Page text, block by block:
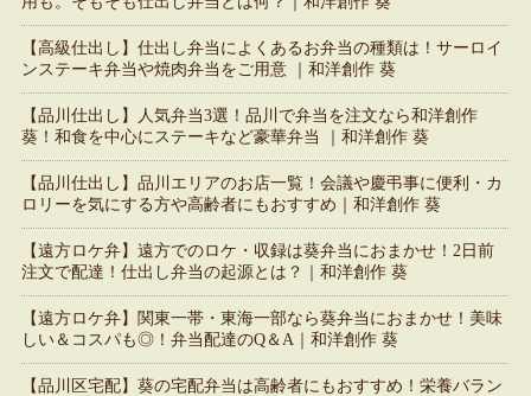
【高級仕出し】仕出し弁当によくあるお弁当の種類は！サーロイ
ンステーキ弁当や焼肉弁当をご用意 ｜和洋創作 葵
【品川仕出し】人気弁当3選！品川で弁当を注文なら和洋創作
葵！和食を中心にステーキなど豪華弁当 ｜和洋創作 葵
【品川仕出し】品川エリアのお店一覧！会議や慶弔事に便利・カ
ロリーを気にする方や高齢者にもおすすめ｜和洋創作 葵
【遠方ロケ弁】遠方でのロケ・収録は葵弁当におまかせ！2日前
注文で配達！仕出し弁当の起源とは？｜和洋創作 葵
【遠方ロケ弁】関東一帯・東海一部なら葵弁当におまかせ！美味
しい＆コスパも◎！弁当配達のQ＆A｜和洋創作 葵
【品川区宅配】葵の宅配弁当は高齢者にもおすすめ！栄養バラン